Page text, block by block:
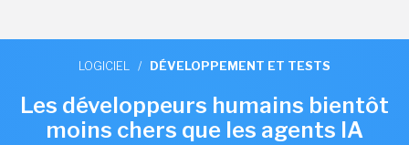
LOGICIEL / DÉVELOPPEMENT ET TESTS
Les développeurs humains bientôt
moins chers que les agents IA